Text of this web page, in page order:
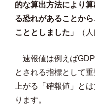
的な算出方法により
る恐れがあることか
こととしました」
（
速報値は例えば
とされる指標として
上がる「確報値」と
ります。